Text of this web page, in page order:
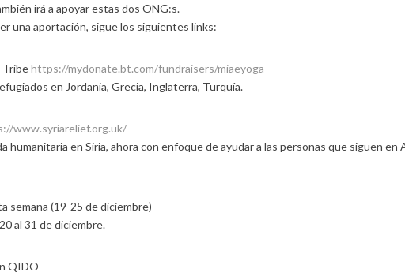
irá a apoyar estas dos ONG:s.
una aportación, sigue los siguientes links:
Tribehttps://mydonate.bt.com/fundraisers/miaeyoga
en Jordania, Grecia, Inglaterra, Turquía.
www.syriarelief.org.uk/
humanitaria en Siria, ahora con enfoque de ayudar a las personas que siguen
semana (19-25 de diciembre)
al 31 de diciembre.
QIDO